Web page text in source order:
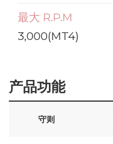
最大 R.P.M
3,000(MT4)
产品功能
守则